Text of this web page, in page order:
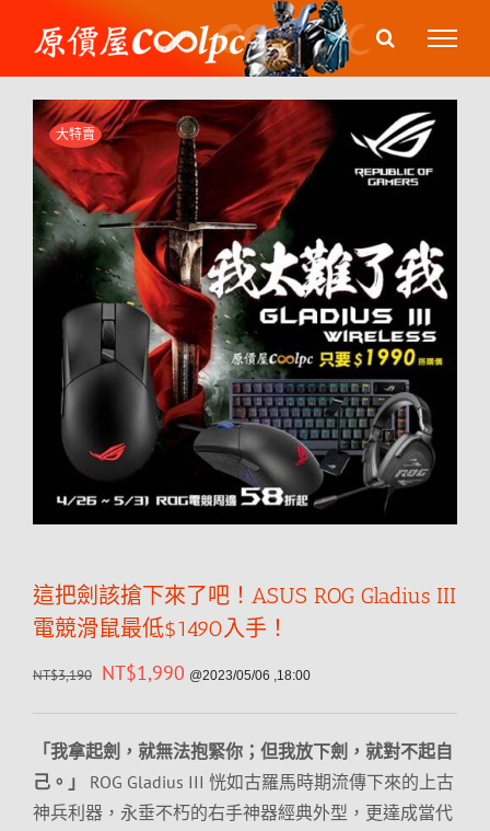
content
大特賣
這把劍該搶下來了吧！ASUS ROG Gladius III
電競滑鼠最低$1490入手！
NT$3,190 NT$1,990 @2023/05/06 ,18:00
「我拿起劍，就無法抱緊你；但我放下劍，就對不起自
己。」
ROG Gladius III 恍如古羅馬時期流傳下來的上古
神兵利器，永垂不朽的右手神器經典外型，更達成當代